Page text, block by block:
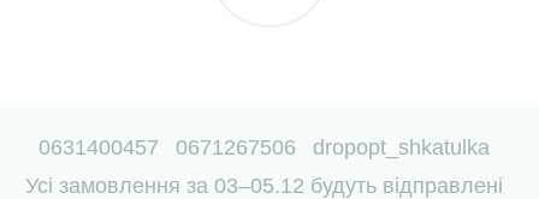
0631400457 0671267506
dropopt_shkatulka
Усі замовлення за 03–05.12 будуть відправлені